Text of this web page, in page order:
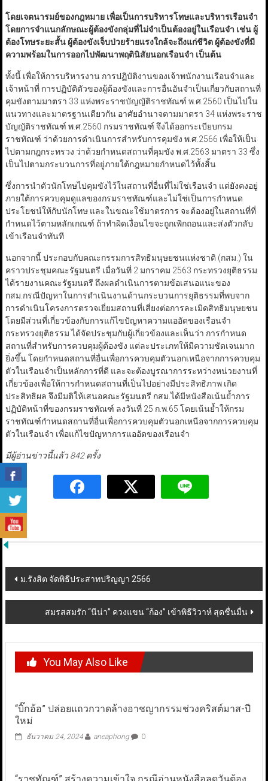
โดยเจตนารมย์ของกฎหมาย เพื่อเป็นการบริหารโทษและบริหารเรือนจำ
โดยการจำแนกลักษณะผู้ต้องขังกลุ่มที่ไม่จำเป็นต้องอยู่ในเรือนจำ เช่น ผู้
ต้องโทษระยะสั้น ผู้ต้องขังเจ็บป่วยร้ายแรงใกล้จะถึงแก่ชีวิต ผู้ต้องขังที่มี
ความพร้อมในการออกไปพัฒนาพฤตินิสัยนอกเรือนจำ เป็นต้น
ทั้งนี้ เพื่อให้การบริหารงาน การปฏิบัติงานของเจ้าพนักงานเรือนจำและ
เจ้าหน้าที่ การปฏิบัติตัวของผู้ต้องขังและการอื่นอันจำเป็นเกี่ยวกับสถานที่
คุมขังตามมาตรา 33 แห่งพระราชบัญญัติราชทัณฑ์ พ.ศ.2560 เป็นไปใน
แนวทางและมาตรฐานเดียวกัน อาศัยอำนาจตามมาตรา 34 แห่งพระราช
บัญญัติราชทัณฑ์ พ.ศ.2560 กรมราชทัณฑ์ จึงได้ออกระเบียบกรม
ราชทัณฑ์ ว่าด้วยการดำเนินการสำหรับการคุมขัง พ.ศ.2566 เพื่อให้เป็น
ไปตามกฎกระทรวง ว่าด้วยกำหนดสถานที่คุมขัง พ.ศ.2563 มาตรา 33 ซึ่ง
เป็นไปตามกระบวนการที่อยู่ภายใต้กฎหมายกำหนดไว้ทั้งสิ้น
ซึ่งการนำตัวนักโทษไปคุมขังไว้ในสถานที่อื่นที่ไม่ใช่เรือนจำ แต่ยังคงอยู่
ภายใต้การควบคุมดูแลของกรมราชทัณฑ์และไม่ใช่เป็นการกำหนด
ประโยชน์ให้กับนักโทษ และในขณะใช้มาตรการ จะต้องอยู่ในสถานที่ที่
กำหนดไว้ตามหลักเกณฑ์ ถ้าทำผิดเงื่อนไขจะถูกเพิกถอนและส่งตัวกลับ
เข้าเรือนจำทันที
นอกจากนี้ ประกอบกับคณะกรรมการสิทธิมนุษยชนแห่งชาติ (กสม.) ใน
คราวประชุมคณะรัฐมนตรี เมื่อวันที่ 2 มกราคม 2563 กระทรวงยุติธรรม
ได้รายงานคณะรัฐมนตรี ถึงผลดำเนินการตามข้อเสนอแนะของ
กสม.กรณีปัญหาในการดำเนินงานด้านกระบวนการยุติธรรมที่พบจาก
การดำเนินโครงการตรวจเยี่ยมสถานที่เสี่ยงต่อการละเมิดสิทธิมนุษยชน
โดยมีส่วนที่เกี่ยวข้องกับการแก้ไขปัญหาความแออัดของเรือนจำ
กระทรวงยุติธรรม ได้จัดประชุมกับผู้เกี่ยวข้องและเห็นว่า การกำหนด
สถานที่สำหรับการควบคุมผู้ต้องขัง แต่ละประเภทให้มีความชัดเจนมาก
ยิ่งขึ้น โดยกำหนดสถานที่อื่นเพื่อการควบคุมตัวนอกเหนือจากการควบคุม
ตัวในเรือนจำเป็นหลักการที่ดี และจะต้องบูรณาการระหว่างหน่วยงานที่
เกี่ยวข้องเพื่อให้การกำหนดสถานที่เป็นไปอย่างมีประสิทธิภาพ เกิด
ประสิทธิผล จึงมีมติให้เสนอคณะรัฐมนตรี กสม.ได้มีหนังสือเน้นย้ำการ
ปฏิบัติหน้าที่ของกรมราชทัณฑ์ ลงวันที่ 25 ก.พ.65 โดยเน้นย้ำให้กรม
ราชทัณฑ์กำหนดสถานที่อื่นเพื่อการควบคุมตัวนอกเหนือจากการควบคุม
ตัวในเรือนจำ เพื่อแก้ไขปัญหาการแออัดของเรือนจำ
มีผู้อ่านข่าวนี้แล้ว 842 ครั้ง
Post
navigation
ม.รังสิต จัดพิธีประสาทปริญญา 2566
สมรสสมรัก “นีน่า” ควงแขน “ก้อง” เข้าพิธีวิวาห์ สุดชื่นมื่น
You May Also Like
“บิ๊กอ้อ” ปล่อยแถวกวาดล้างอาชญากรรมช่วงคริสต์มาส-ปี
ใหม่
ธันวาคม 24, 2024 aneaphong 0